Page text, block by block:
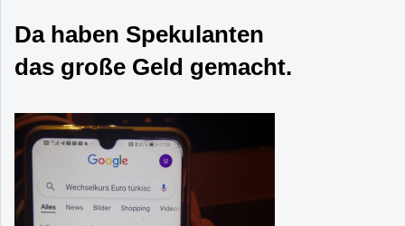
Da haben Spekulanten
das große Geld gemacht.